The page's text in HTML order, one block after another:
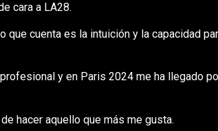
cara a LA28.
que cuenta es la intuición y la capacidad
y en Paris 2024 me ha llegado
hacer aquello que más me gusta.